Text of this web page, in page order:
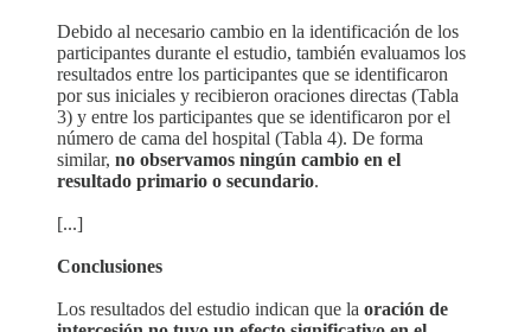
Debido al necesario cambio en la identificación de los
participantes durante el estudio, también evaluamos los
resultados entre los participantes que se identificaron
por sus iniciales y recibieron oraciones directas (Tabla
3) y entre los participantes que se identificaron por el
número de cama del hospital (Tabla 4). De forma
similar, no observamos ningún cambio en el
resultado primario o secundario.
[...]
Conclusiones
Los resultados del estudio indican que la oración de